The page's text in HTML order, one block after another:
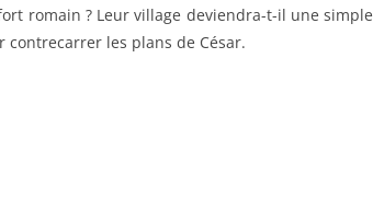
romain ? Leur village deviendra-t-il une simple
les plans de César.